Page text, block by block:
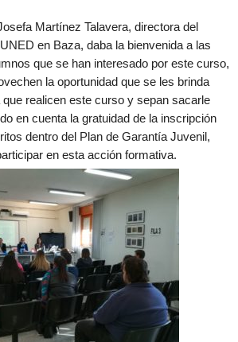
Martínez Talavera, directora del
en Baza, daba la bienvenida a las
que se han interesado por este curso,
la oportunidad que se les brinda
realicen este curso y sepan sacarle
en cuenta la gratuidad de la inscripción
dentro del Plan de Garantía Juvenil,
en esta acción formativa.